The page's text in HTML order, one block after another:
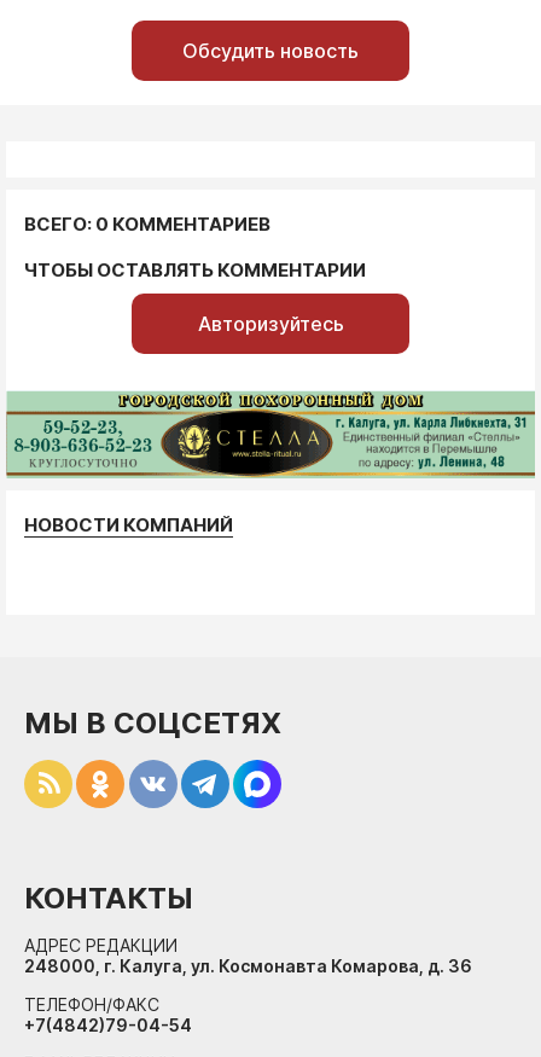
Обсудить новость
ВСЕГО: 0 КОММЕНТАРИЕВ
ЧТОБЫ ОСТАВЛЯТЬ КОММЕНТАРИИ
Авторизуйтесь
НОВОСТИ КОМПАНИЙ
МЫ В СОЦСЕТЯХ
КОНТАКТЫ
АДРЕС РЕДАКЦИИ
248000, г. Калуга, ул. Космонавта Комарова, д. 36
ТЕЛЕФОН/ФАКС
+7(4842)79-04-54